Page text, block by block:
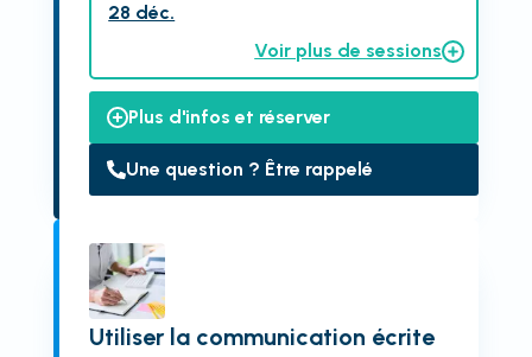
28 déc.
Voir plus de sessions
Plus d'infos et réserver
Une question ? Être rappelé
Utiliser la communication écrite